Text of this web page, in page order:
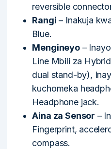
reversible
Rangi – Inakuja
Blue.
Mengineyo–
Line Mbili za
dual stand-by),
kuchomeka
Headphone jack.
Aina za Sensor –
Fingerprint,
compass.